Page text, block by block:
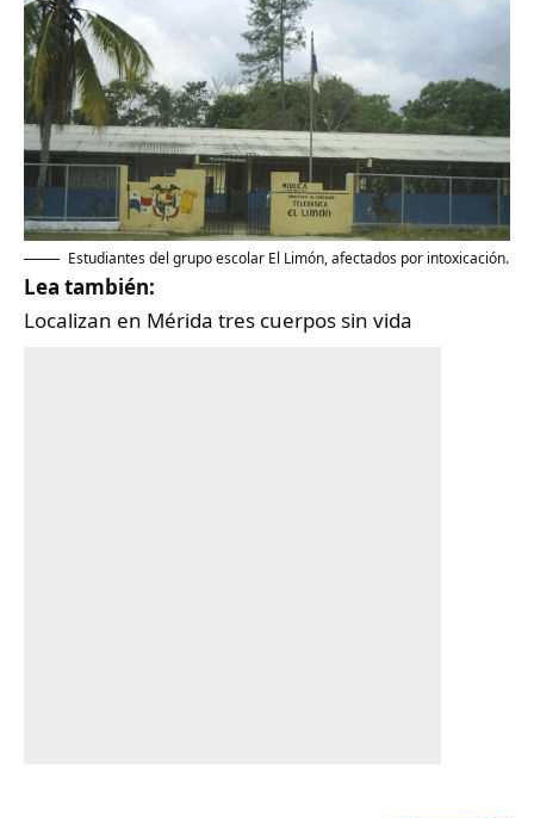
Estudiantes del grupo escolar El Limón, afectados por intoxicación.
Lea también:
Localizan en Mérida tres cuerpos sin vida